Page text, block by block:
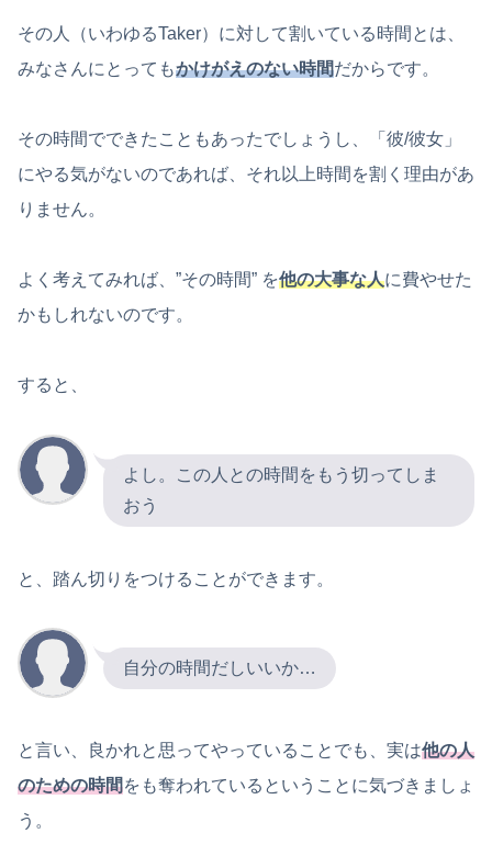
その人（いわゆるTaker）に対して割いている時間とは、
みなさんにとってもかけがえのない時間だからです。
その時間でできたこともあったでしょうし、「彼/彼女」
にやる気がないのであれば、それ以上時間を割く理由があ
りません。
よく考えてみれば、”その時間” を他の大事な人に費やせた
かもしれないのです。
すると、
よし。この人との時間をもう切ってしま
おう
と、踏ん切りをつけることができます。
自分の時間だしいいか…
と言い、良かれと思ってやっていることでも、実は他の人
のための時間をも奪われているということに気づきましょ
う。